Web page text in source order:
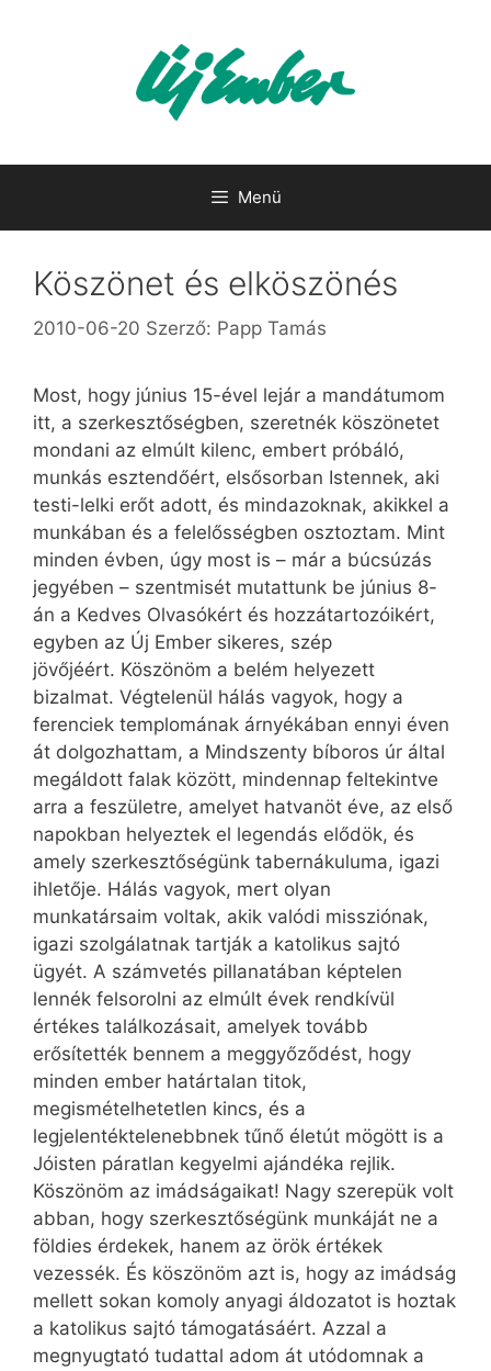
Menü
Köszönet és elköszönés
2010-06-20 Szerző: Papp Tamás
Most, hogy június 15-ével lejár a mandátumom
itt, a szerkesztőségben, szeretnék köszönetet
mondani az elmúlt kilenc, embert próbáló,
munkás esztendőért, elsősorban Istennek, aki
testi-lelki erőt adott, és mindazoknak, akikkel a
munkában és a felelősségben osztoztam. Mint
minden évben, úgy most is – már a búcsúzás
jegyében – szentmisét mutattunk be június 8-
án a Kedves Olvasókért és hozzátartozóikért,
egyben az Új Ember sikeres, szép
jövőjéért. Köszönöm a belém helyezett
bizalmat. Végtelenül hálás vagyok, hogy a
ferenciek templomának árnyékában ennyi éven
át dolgozhattam, a Mindszenty bíboros úr által
megáldott falak között, mindennap feltekintve
arra a feszületre, amelyet hatvanöt éve, az első
napokban helyeztek el legendás elődök, és
amely szerkesztőségünk tabernákuluma, igazi
ihletője. Hálás vagyok, mert olyan
munkatársaim voltak, akik valódi missziónak,
igazi szolgálatnak tartják a katolikus sajtó
ügyét. A számvetés pillanatában képtelen
lennék felsorolni az elmúlt évek rendkívül
értékes találkozásait, amelyek tovább
erősítették bennem a meggyőződést, hogy
minden ember határtalan titok,
megismételhetetlen kincs, és a
legjelentéktelenebbnek tűnő életút mögött is a
Jóisten páratlan kegyelmi ajándéka rejlik.
Köszönöm az imádságaikat! Nagy szerepük volt
abban, hogy szerkesztőségünk munkáját ne a
földies érdekek, hanem az örök értékek
vezessék. És köszönöm azt is, hogy az imádság
mellett sokan komoly anyagi áldozatot is hoztak
a katolikus sajtó támogatásáért. Azzal a
megnyugtató tudattal adom át utódomnak a